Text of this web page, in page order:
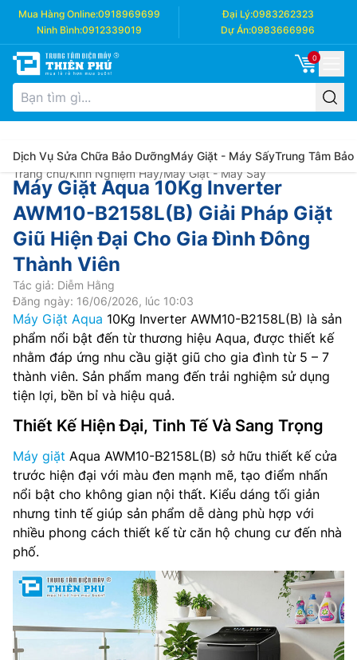
Mua Hàng Online:0918969699 Đại Lý:0983262323
Ninh Bình:0912339019 Dự Án:0983666996
0
Dịch Vụ Sửa Chữa Bảo DưỡngMáy Giặt - Máy SấyTrung Tâm Bảo
Trang chủ/Kinh Nghiệm Hay/Máy Giặt - Máy Sấy
Máy Giặt Aqua 10Kg Inverter
AWM10-B2158L(B) Giải Pháp Giặt
Giũ Hiện Đại Cho Gia Đình Đông
Thành Viên
Tác giả: Diễm Hằng
Đăng ngày: 16/06/2026, lúc 10:03
Máy Giặt Aqua 10Kg Inverter AWM10-B2158L(B) là sản
phẩm nổi bật đến từ thương hiệu Aqua, được thiết kế
nhằm đáp ứng nhu cầu giặt giũ cho gia đình từ 5 – 7
thành viên. Sản phẩm mang đến trải nghiệm sử dụng
tiện lợi, bền bỉ và hiệu quả.
Thiết Kế Hiện Đại, Tinh Tế Và Sang Trọng
Máy giặt Aqua AWM10-B2158L(B) sở hữu thiết kế cửa
trước hiện đại với màu đen mạnh mẽ, tạo điểm nhấn
nổi bật cho không gian nội thất. Kiểu dáng tối giản
nhưng tinh tế giúp sản phẩm dễ dàng phù hợp với
nhiều phong cách thiết kế từ căn hộ chung cư đến nhà
phố.